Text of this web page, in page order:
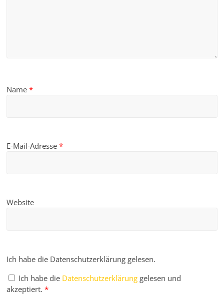
Name*
E-Mail-Adresse*
Website
Ich habe die Datenschutzerklärung gelesen.
Ich habe die Datenschutzerklärung gelesen und
akzeptiert. *